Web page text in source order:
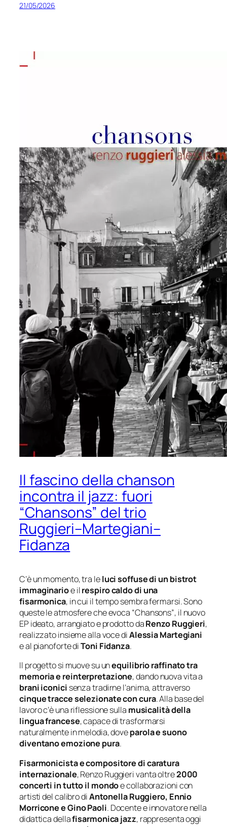
21/05/2026
Il fascino della chanson
incontra il jazz: fuori
“Chansons” del trio
Ruggieri–Martegiani–
Fidanza
C’è un momento, tra leluci soffuse di un bistrot
immaginarioe ilrespiro caldo di una
fisarmonica, in cui il tempo sembra fermarsi. Sono
queste le atmosfere che evoca “Chansons”, il nuovo
EP ideato, arrangiato e prodotto daRenzo Ruggieri,
realizzato insieme alla voce diAlessia Martegiani
e al pianoforte diToni Fidanza.
Il progetto si muove su unequilibrio raffinato tra
memoria e reinterpretazione, dando nuova vita a
brani iconici senza tradirne l’anima, attraverso
cinque tracce selezionate con cura. Alla base del
lavoro c’è una riflessione sulla musicalità della
lingua francese, capace di trasformarsi
naturalmente in melodia, doveparola e suono
diventano emozione pura.
Fisarmonicista e compositore di caratura
internazionale, Renzo Ruggieri vanta oltre2000
concerti in tutto il mondoe collaborazioni con
artisti del calibro diAntonella Ruggiero, Ennio
Morricone e Gino Paoli. Docente e innovatore nella
didattica dellafisarmonica jazz, rappresenta oggi